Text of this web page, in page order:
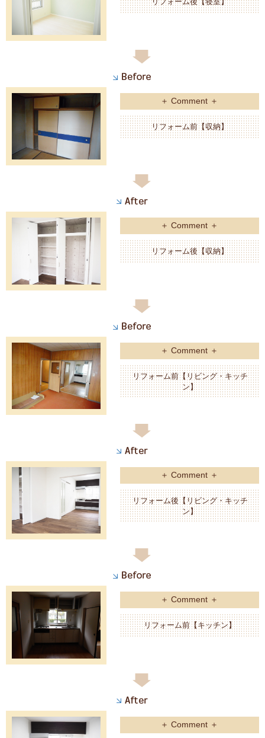
＋ Comment ＋
リフォーム前【収納】
＋ Comment ＋
リフォーム後【収納】
＋ Comment ＋
リフォーム前【リビング・キッチ
ン】
＋ Comment ＋
リフォーム後【リビング・キッチ
ン】
＋ Comment ＋
リフォーム前【キッチン】
＋ Comment ＋